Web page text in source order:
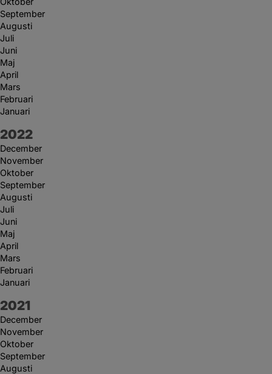
September
Augusti
Juli
Juni
Maj
April
Mars
Februari
Januari
År:
2022
December
November
Oktober
September
Augusti
Juli
Juni
Maj
April
Mars
Februari
Januari
År:
2021
December
November
Oktober
September
Augusti